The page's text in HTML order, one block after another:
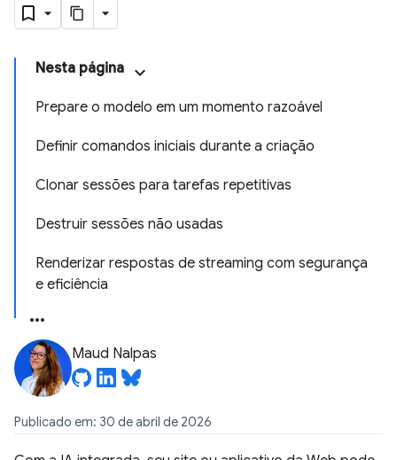
Nesta página
Prepare o modelo em um momento razoável
Definir comandos iniciais durante a criação
Clonar sessões para tarefas repetitivas
Destruir sessões não usadas
Renderizar respostas de streaming com segurança
e eficiência
Maud Nalpas
Publicado em: 30 de abril de 2026